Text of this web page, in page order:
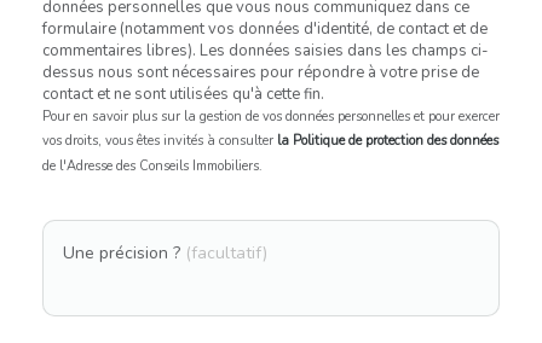
données personnelles que vous nous communiquez dans ce
formulaire (notamment vos données d'identité, de contact et de
commentaires libres). Les données saisies dans les champs ci-
dessus nous sont nécessaires pour répondre à votre prise de
contact et ne sont utilisées qu'à cette fin.
Pour en savoir plus sur la gestion de vos données personnelles et pour exercer
vos droits, vous êtes invités à consulter la Politique de protection des données
de l'Adresse des Conseils Immobiliers.
Une précision ? (facultatif)